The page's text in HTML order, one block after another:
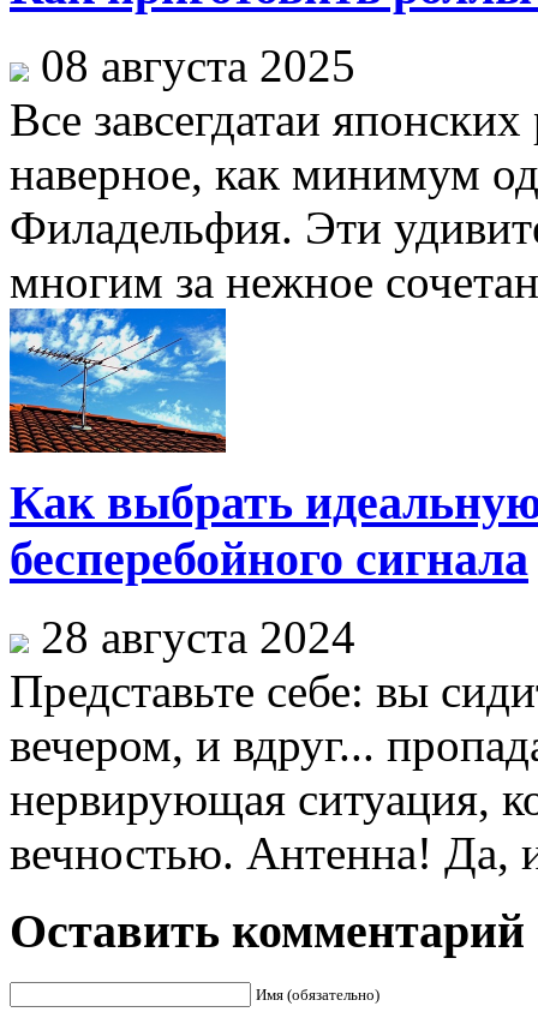
08 августа 2025
Все завсегдатаи
наверное, как минимум
Филадельфия. Эти
многим за нежное
Как выбрать
бесперебойного сигнала
28 августа 2024
Представьте себе: вы
вечером, и вдруг...
нервирующая ситуация,
вечностью. Антенна! Да,
Оставить комментарий
Имя (обязательно)